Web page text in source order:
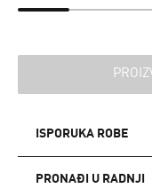
ISPORUKA ROBE
PRONAĐI U RADNJI